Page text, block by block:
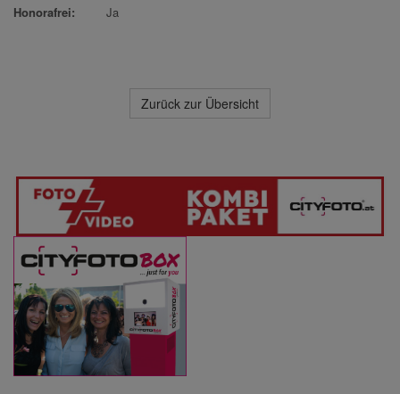
Honorafrei:
Ja
Zurück zur Übersicht